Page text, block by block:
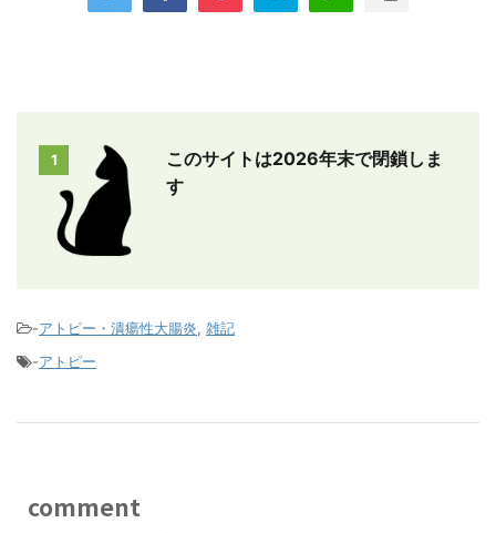
1
このサイトは2026年末で閉鎖しま
す
-アトピー・潰瘍性大腸炎, 雑記
-アトピー
comment